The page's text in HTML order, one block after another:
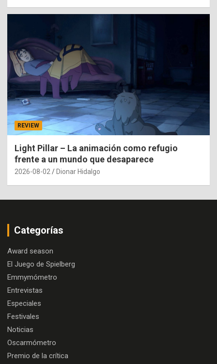
REVIEW
Light Pillar – La animación como refugio
frente a un mundo que desaparece
2026-08-02 Dionar Hidalgo
Categorías
Award season
El Juego de Spielberg
Emmymómetro
Entrevistas
Especiales
Festivales
Noticias
Oscarmómetro
Premio de la crítica